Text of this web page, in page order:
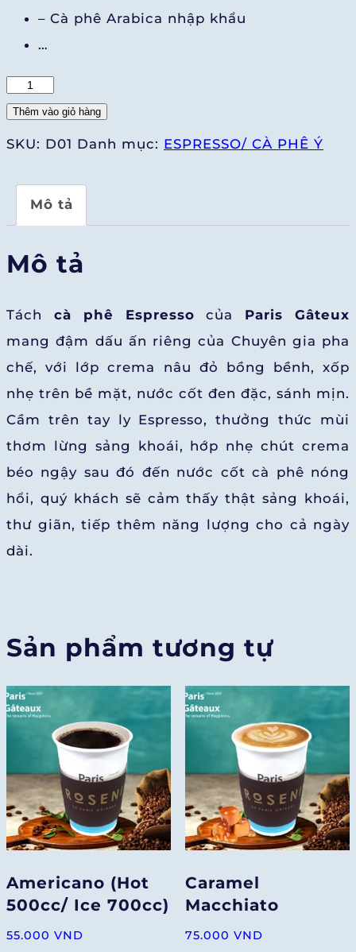
– Cà phê Arabica nhập khẩu
…
Espresso
số
lượng
Thêm vào giỏ hàng
SKU: D01 Danh mục: ESPRESSO/ CÀ PHÊ Ý
Mô tả
Mô tả
Tách cà phê Espresso của Paris Gâteux
mang đậm dấu ấn riêng của Chuyên gia pha
chế, với lớp crema nâu đỏ bồng bềnh, xốp
nhẹ trên bề mặt, nước cốt đen đặc, sánh mịn.
Cầm trên tay ly Espresso, thưởng thức mùi
thơm lừng sảng khoái, hớp nhẹ chút crema
béo ngậy sau đó đến nước cốt cà phê nóng
hổi, quý khách sẽ cảm thấy thật sảng khoái,
thư giãn, tiếp thêm năng lượng cho cả ngày
dài.
Sản phẩm tương tự
Americano (Hot
500cc/ Ice 700cc)
55.000 VND
Caramel
Macchiato
75.000 VND